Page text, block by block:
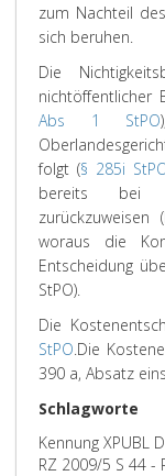
zum Nachteil
sich beruhen.
Die
nichtöffentlicher
Abs 1 StPO
folgt (§ 285i
bereits bei
woraus die
Entscheidung
StPO).
Die
StPO.Die
390 a, Absatz
Schlagworte
Kennung XPUBL
RZ 2009/5 S 44 -